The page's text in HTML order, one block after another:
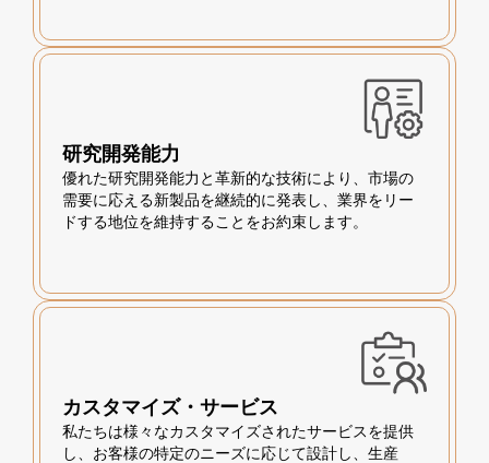
研究開発能力
優れた研究開発能力と革新的な技術により、市場の
需要に応える新製品を継続的に発表し、業界をリー
ドする地位を維持することをお約束します。
カスタマイズ・サービス
私たちは様々なカスタマイズされたサービスを提供
し、お客様の特定のニーズに応じて設計し、生産